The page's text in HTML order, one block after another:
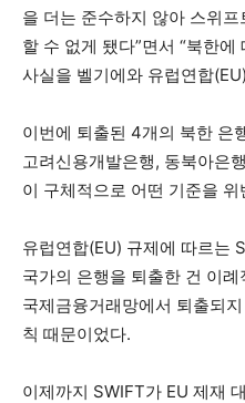
을 더는 준수하지 않아 스위
할 수 없게 됐다”면서 “북한
사실을 벨기에와 유럽연합
이번에 퇴출된 4개의 북한 은
고려신용개발은행, 동북아은
이 구체적으로 어떤 기준을
유럽연합(EU) 규제에 따르는
국가의 은행을 퇴출한 건 이
국제금융거래망에서 퇴출되
칙 때문이었다.
이제까지 SWIFT가 EU 제재